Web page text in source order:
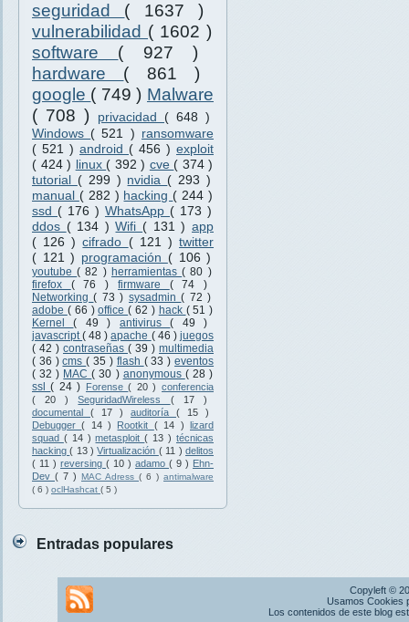
seguridad ( 1637 )
vulnerabilidad ( 1602 )
software ( 927 )
hardware ( 861 )
google ( 749 ) Malware
( 708 )
privacidad ( 648 )
Windows ( 521 ) ransomware
( 521 ) android ( 456 ) exploit
( 424 ) linux ( 392 ) cve ( 374 )
tutorial ( 299 ) nvidia ( 293 )
manual ( 282 ) hacking ( 244 )
ssd ( 176 ) WhatsApp ( 173 )
ddos ( 134 )Wifi ( 131 ) app
( 126 )cifrado ( 121 )twitter
( 121 ) programación ( 106 )
youtube( 82 ) herramientas( 80 )
firefox ( 76 ) firmware ( 74 )
Networking( 73 ) sysadmin( 72 )
adobe ( 66 )office( 62 ) hack ( 51 )
Kernel( 49 ) antivirus( 49 )
javascript( 48 )apache ( 46 ) juegos
( 42 ) contraseñas ( 39 ) multimedia
( 36 )cms( 35 ) flash ( 33 )eventos
( 32 ) MAC( 30 ) anonymous ( 28 )
ssl( 24 ) Forense( 20 ) conferencia
( 20 )SeguridadWireless ( 17 )
documental ( 17 ) auditoría ( 15 )
Debugger( 14 ) Rootkit ( 14 ) lizard
squad ( 14 )metasploit( 13 ) técnicas
hacking( 13 )Virtualización ( 11 ) delitos
( 11 ) reversing ( 10 ) adamo ( 9 ) Ehn-
Dev ( 7 ) MAC Adress ( 6 ) antimalware
( 6 ) oclHashcat ( 5 )
Entradas populares
Copyleft ©
Usamos Cookies
Los contenidos de este blog